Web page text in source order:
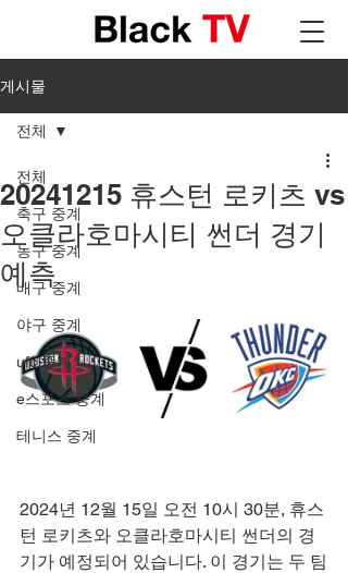
게시물
전체
축구 중계
농구 중계
배구 중계
야구 중계
ufc 중계
e스포츠 중계
테니스 중계
전체
20241215 휴스턴 로키츠 vs
오클라호마시티 썬더 경기
예측
2024년 12월 15일 오전 10시 30분, 휴스
턴 로키츠와 오클라호마시티 썬더의 경
기가 예정되어 있습니다. 이 경기는 두 팀